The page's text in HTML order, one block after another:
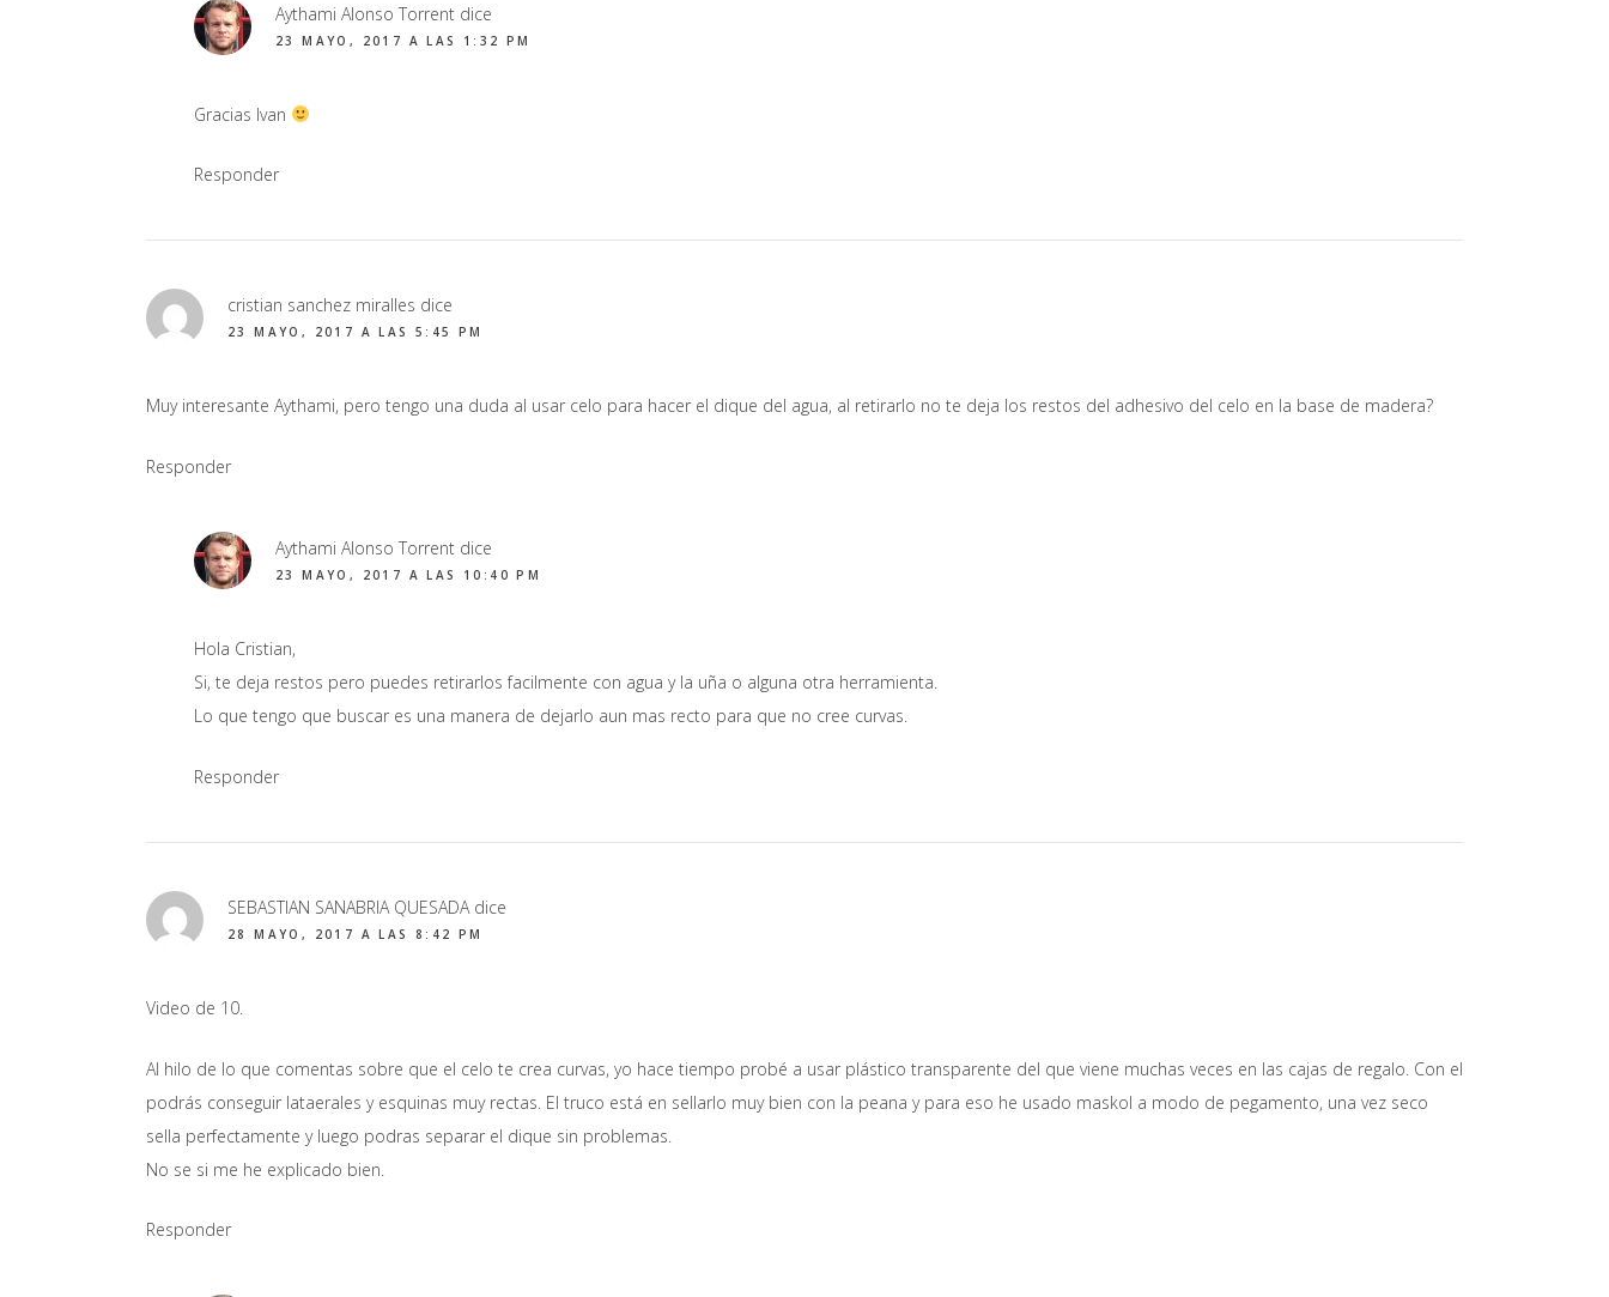
Aythami Alonso Torrent dice
23 MAYO, 2017 A LAS 1:32 PM
Gracias Ivan
Responder
cristian sanchez miralles dice
23 MAYO, 2017 A LAS 5:45 PM
Muy interesante Aythami, pero tengo una duda al usar celo para hacer el dique del agua, al retirarlo no te deja los restos del adhesivo del celo en la base de madera?
Responder
Aythami Alonso Torrent dice
23 MAYO, 2017 A LAS 10:40 PM
Hola Cristian,
Si, te deja restos pero puedes retirarlos facilmente con agua y la uña o alguna otra herramienta.
Lo que tengo que buscar es una manera de dejarlo aun mas recto para que no cree curvas.
Responder
SEBASTIAN SANABRIA QUESADA dice
28 MAYO, 2017 A LAS 8:42 PM
Video de 10.
Al hilo de lo que comentas sobre que el celo te crea curvas, yo hace tiempo probé a usar plástico transparente del que viene muchas veces en las cajas de regalo. Con el
podrás conseguir lataerales y esquinas muy rectas. El truco está en sellarlo muy bien con la peana y para eso he usado maskol a modo de pegamento, una vez seco
sella perfectamente y luego podras separar el dique sin problemas.
No se si me he explicado bien.
Responder